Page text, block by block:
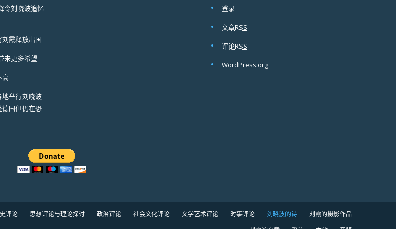
令刘晓波追忆
刘霞释放出国
来更多希望
高
举行刘晓波
国但仍在恐
登录
文章RSS
评论RSS
WordPress.org
评论 思想评论与理论探讨 政治评论 社会文化评论 文学艺术评论 时事评论 刘晓波的诗
刘霞的摄影作品